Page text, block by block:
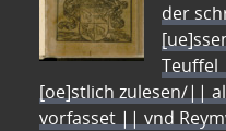
der
Teuffel
[oe]stlich zulesen/||
vorfasset || vnd